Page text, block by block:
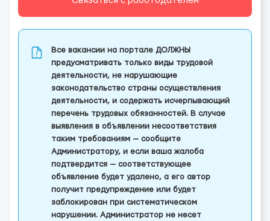
Все вакансии на портале ДОЛЖНЫ
предусматривать только виды трудовой
деятельности, не нарушающие
законодательство страны осуществления
деятельности, и содержать исчерпывающий
перечень трудовых обязанностей. В случае
выявления в объявлении несоответствия
таким требованиям — сообщите
Администратору, и если ваша жалоба
подтвердится — соответствующее
объявление будет удалено, а его автор
получит предупреждение или будет
заблокирован при систематическом
нарушении. Администратор не несет